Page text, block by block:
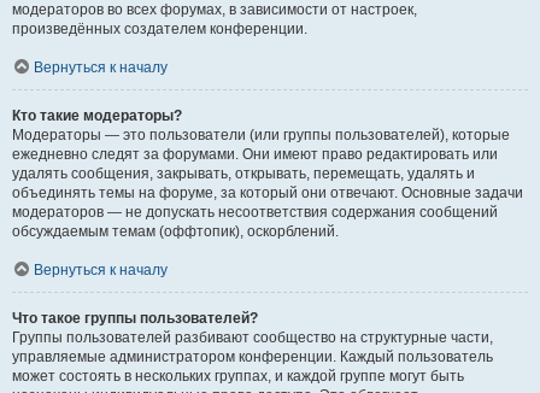
модераторов во всех форумах, в зависимости от настроек,
произведённых создателем конференции.
Вернуться к началу
Кто такие модераторы?
Модераторы — это пользователи (или группы пользователей), которые
ежедневно следят за форумами. Они имеют право редактировать или
удалять сообщения, закрывать, открывать, перемещать, удалять и
объединять темы на форуме, за который они отвечают. Основные задачи
модераторов — не допускать несоответствия содержания сообщений
обсуждаемым темам (оффтопик), оскорблений.
Вернуться к началу
Что такое группы пользователей?
Группы пользователей разбивают сообщество на структурные части,
управляемые администратором конференции. Каждый пользователь
может состоять в нескольких группах, и каждой группе могут быть